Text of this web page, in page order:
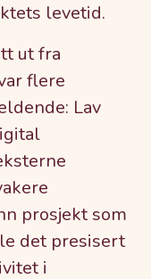
levetid.
ut fra
flere
Lav
prosjekt som
det presisert
i